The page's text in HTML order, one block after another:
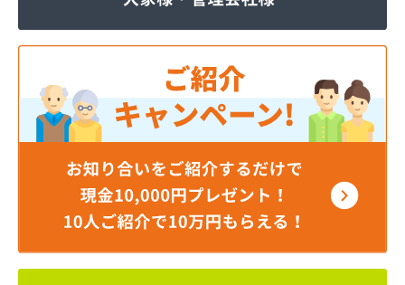
株式会社丸源ガス
株式会社寺田商店
株式会社小田商店 本店
株式会社松山生協本社
株式会社松山生協本社 垣生充填所
株式会社松山生協本社 小野基地
株式会社松山生協本社 石井基地
株式会社松山生協本社 味生基地
株式会社松南産業
株式会社松友ガス
株式会社新田石油店
株式会社大内造船所 ガス販売部